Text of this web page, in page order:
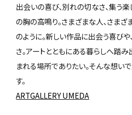
出会いの喜び、別れの切なさ、集う楽
の胸の高鳴り。さまざまな人、さまざ
のように。新しい作品に出会う喜び
さ。アートとともにある暮らしへ踏
まれる場所でありたい。そんな想い
す。
ARTGALLERY UMEDA